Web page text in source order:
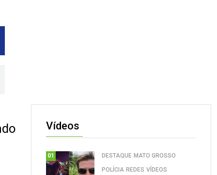
Vídeos
01 DESTAQUE MATO GROSSO
POLÍCIA REDES VÍDEOS